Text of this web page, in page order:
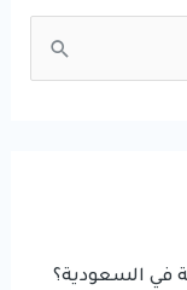
في السعودية؟